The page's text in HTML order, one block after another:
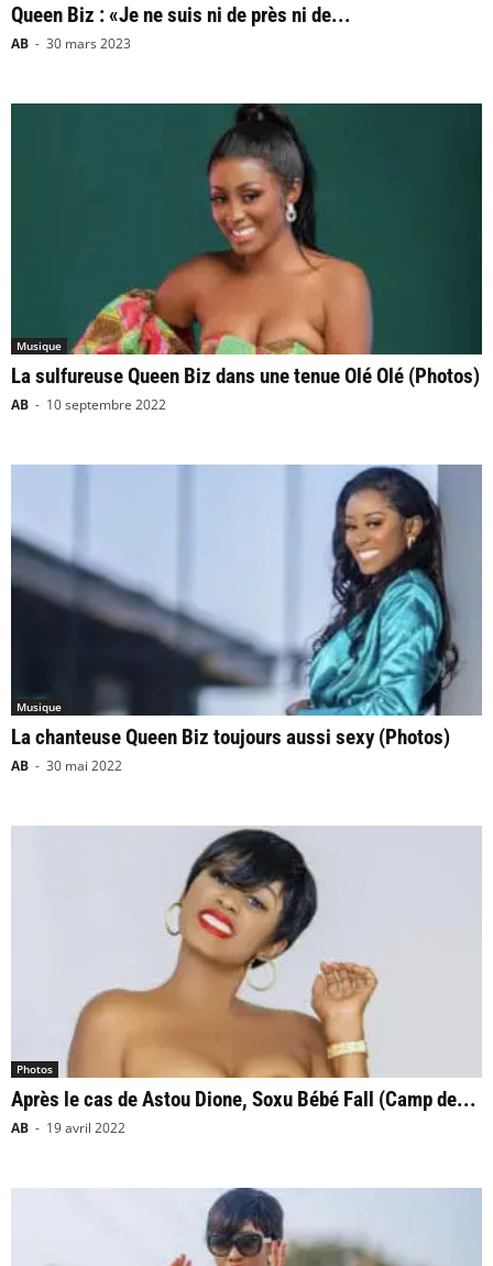
Queen Biz : «Je ne suis ni de près ni de...
AB - 30 mars 2023
Musique
La sulfureuse Queen Biz dans une tenue Olé Olé (Photos)
AB - 10 septembre 2022
Musique
La chanteuse Queen Biz toujours aussi sexy (Photos)
AB - 30 mai 2022
Photos
Après le cas de Astou Dione, Soxu Bébé Fall (Camp de...
AB - 19 avril 2022